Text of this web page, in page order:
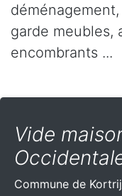
garde meubles,
encombrants ...
Vide
Commune de